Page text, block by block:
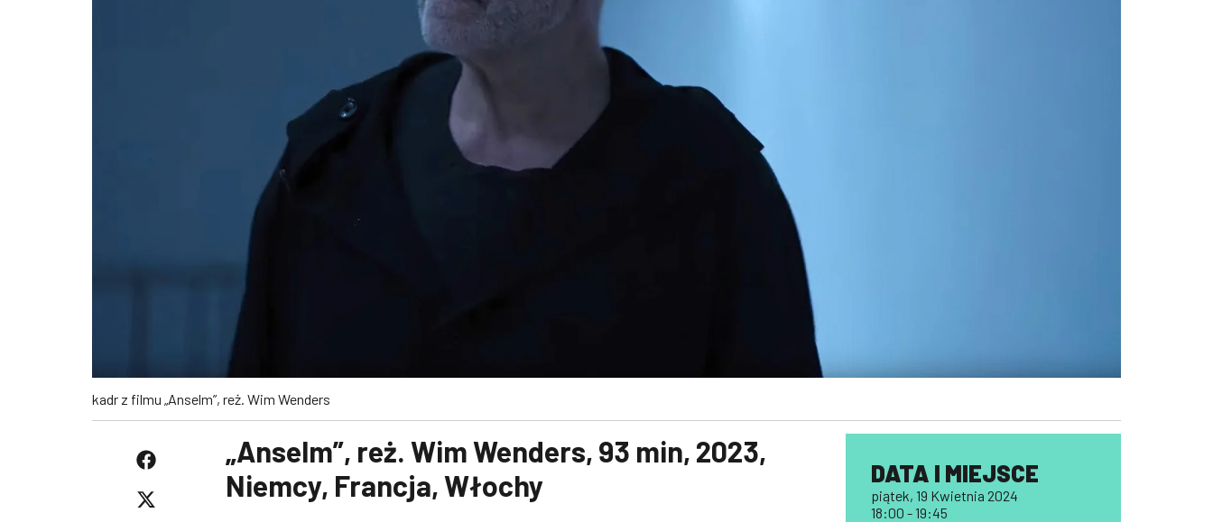
kadr z filmu „Anselm”, reż. Wim Wenders
„Anselm”, reż. Wim Wenders, 93 min, 2023,
Niemcy, Francja, Włochy
DATA I MIEJSCE
piątek, 19 Kwietnia 2024
18:00 - 19:45